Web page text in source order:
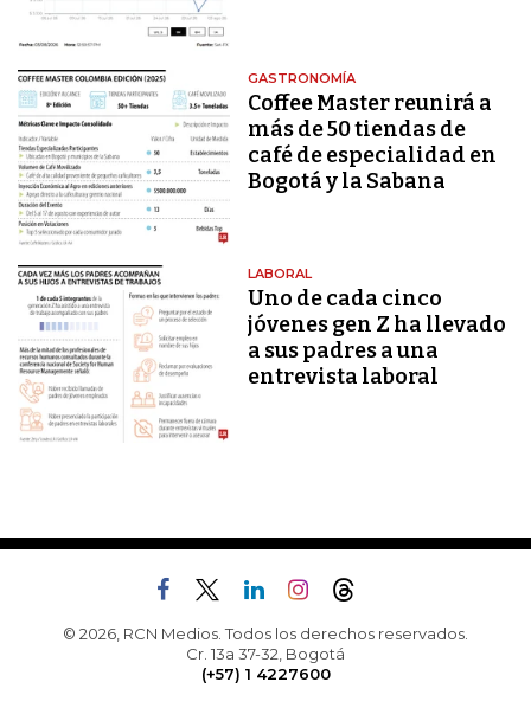
GASTRONOMÍA
Coffee Master reunirá a
más de 50 tiendas de
café de especialidad en
Bogotá y la Sabana
LABORAL
Uno de cada cinco
jóvenes gen Z ha llevado
a sus padres a una
entrevista laboral
© 2026, RCN Medios. Todos los derechos reservados.
Cr. 13a 37-32, Bogotá
(+57) 1 4227600